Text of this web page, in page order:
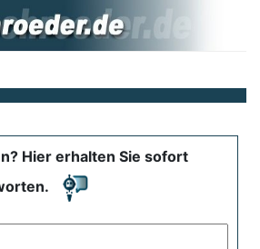
Hier erhalten Sie sofort